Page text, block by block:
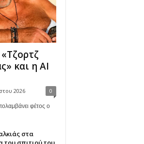
και η AI
2026 0
φέτος ο
στα